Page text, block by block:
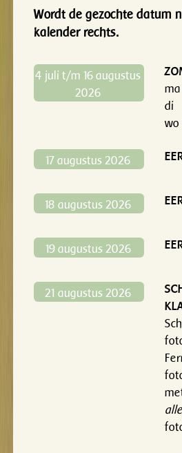
Wordt de gezochte datum
kalender rechts.
4 juli t/m 16 augustus
2026
di
wo
17 augustus 2026
18 augustus 2026
19 augustus 2026
21 augustus 2026